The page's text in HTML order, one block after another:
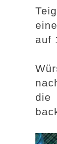
auf
die